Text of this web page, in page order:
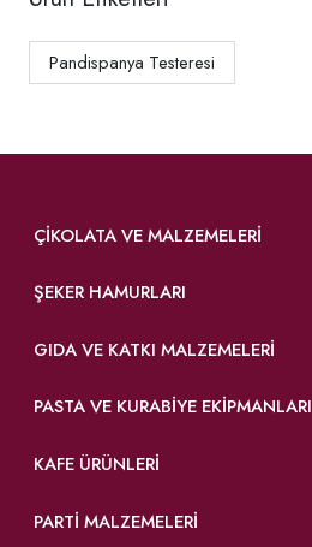
Pandispanya Testeresi
ÇIKOLATA VE MALZEMELERI
ŞEKER HAMURLARI
GIDA VE KATKI MALZEMELERI
PASTA VE KURABIYE EKIPMANLARI
KAFE ÜRÜNLERI
PARTI MALZEMELERI